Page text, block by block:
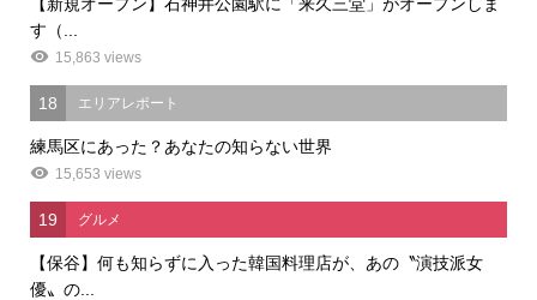
す（...
15,863 views
18 エリアレポート
練馬区にあった？あなたの知らない世界
15,653 views
19 グルメ
【保谷】何も知らずに入った韓国料理店が、あの〝演技派女
優〟の...